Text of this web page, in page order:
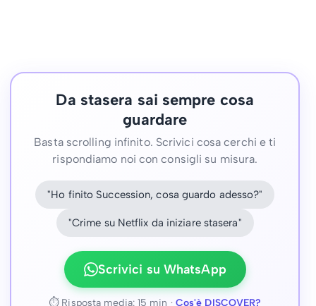
Da stasera sai sempre cosa
guardare
Basta scrolling infinito. Scrivici cosa cerchi e ti
rispondiamo noi con consigli su misura.
"Ho finito Succession, cosa guardo adesso?"
"Crime su Netflix da iniziare stasera"
Scrivici su WhatsApp
⏱ Risposta media: 15 min · Cos'è DISCOVER?